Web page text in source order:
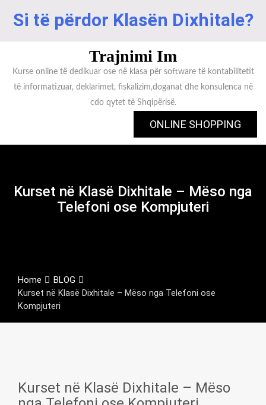
Si të përdor Klasën Dixhitale?
Trajnimi Im
Kurse online të dedikuar ose në klasa për software të kontabilitetit
të informatizuar, deklarimet, fiskalizim,doganat dhe konsulenca në
cdo qytet të Shqipërisë.
ONLINE SHOPPING
Kurset në Klasë Dixhitale – Mëso nga
Telefoni ose Kompjuteri
Home
BLOG
Kurset në Klasë Dixhitale – Mëso nga Telefoni ose
Kompjuteri
Kurset në Klasë Dixhitale – Mëso